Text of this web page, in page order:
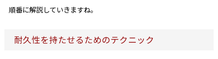
順番に解説していきますね。
耐久性を持たせるためのテクニック